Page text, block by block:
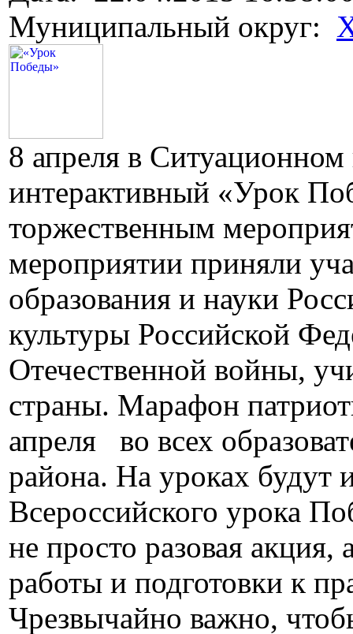
Муниципальный округ:
8 апреля в Ситуационном
интерактивный «Урок
торжественным
мероприятии приняли
образования и науки
культуры Российской
Отечественной войны,
страны. Марафон
апреля во всех
района. На уроках будут
Всероссийского урока
не просто разовая акция,
работы и подготовки к
Чрезвычайно важно,